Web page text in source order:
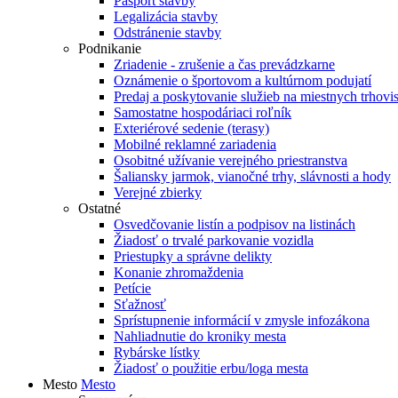
Legalizácia stavby
Odstránenie stavby
Podnikanie
Zriadenie - zrušenie a čas prevádzkarne
Oznámenie o športovom a kultúrnom podujatí
Predaj a poskytovanie služieb na miestnych
Samostatne hospodáriaci roľník
Exteriérové sedenie (terasy)
Mobilné reklamné zariadenia
Osobitné užívanie verejného priestranstva
Šaliansky jarmok, vianočné trhy, slávnosti a hody
Verejné zbierky
Ostatné
Osvedčovanie listín a podpisov na listinách
Žiadosť o trvalé parkovanie vozidla
Priestupky a správne delikty
Konanie zhromaždenia
Petície
Sťažnosť
Sprístupnenie informácií v zmysle infozákona
Nahliadnutie do kroniky mesta
Rybárske lístky
Žiadosť o použitie erbu/loga mesta
Mesto Mesto